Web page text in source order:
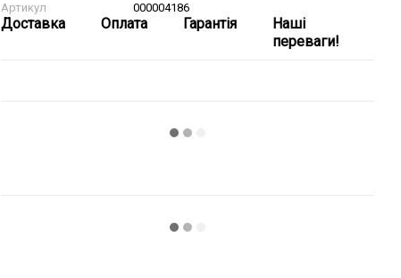
Артикул
000004186
Доставка Оплата Гарантія
Наші
переваги!